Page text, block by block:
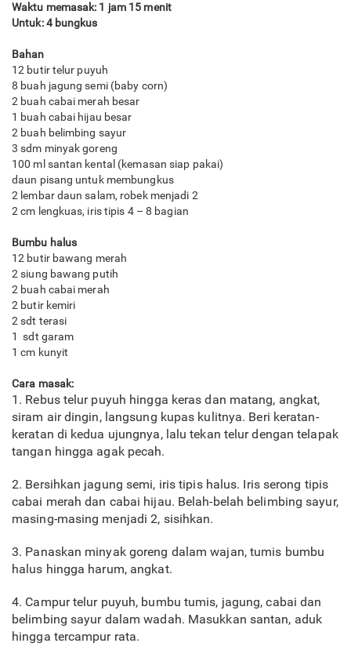
Waktu memasak: 1 jam 15 menit
Untuk: 4 bungkus
Bahan
12 butir telur puyuh
8 buah jagung semi (baby corn)
2 buah cabai merah besar
1 buah cabai hijau besar
2 buah belimbing sayur
3 sdm minyak goreng
100 ml santan kental (kemasan siap pakai)
daun pisang untuk membungkus
2 lembar daun salam, robek menjadi 2
2 cm lengkuas, iris tipis 4 – 8 bagian
Bumbu halus
12 butir bawang merah
2 siung bawang putih
2 buah cabai merah
2 butir kemiri
2 sdt terasi
1 sdt garam
1 cm kunyit
Cara masak:
1. Rebus telur puyuh hingga keras dan matang, angkat,
siram air dingin, langsung kupas kulitnya. Beri keratan-
keratan di kedua ujungnya, lalu tekan telur dengan telapak
tangan hingga agak pecah.
2. Bersihkan jagung semi, iris tipis halus. Iris serong tipis
cabai merah dan cabai hijau. Belah-belah belimbing sayur,
masing-masing menjadi 2, sisihkan.
3. Panaskan minyak goreng dalam wajan, tumis bumbu
halus hingga harum, angkat.
4. Campur telur puyuh, bumbu tumis, jagung, cabai dan
belimbing sayur dalam wadah. Masukkan santan, aduk
hingga tercampur rata.